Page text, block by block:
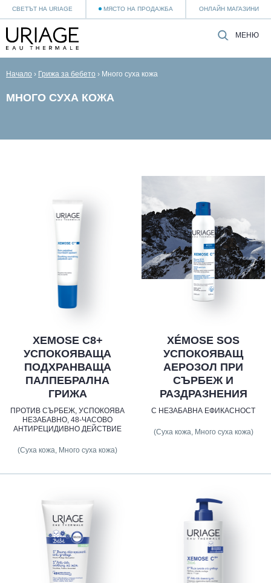
СВЕТЪТ НА URIAGE МЯСТО НА ПРОДАЖБА ОНЛАЙН МАГАЗИНИ
МЕНЮ
Начало › Грижа за бебето › Много суха кожа
МНОГО СУХА КОЖА
XEMOSE C8+
УСПОКОЯВАЩА
ПОДХРАНВАЩА
ПАЛПЕБРАЛНА
ГРИЖА
ПРОТИВ СЪРБЕЖ, УСПОКОЯВА
НЕЗАБАВНО, 48-ЧАСОВО
АНТИРЕЦИДИВНО ДЕЙСТВИЕ
(Суха кожа, Много суха кожа)
XÉMOSE SOS
УСПОКОЯВАЩ
АЕРОЗОЛ ПРИ
СЪРБЕЖ И
РАЗДРАЗНЕНИЯ
С НЕЗАБАВНА ЕФИКАСНОСТ
(Суха кожа, Много суха кожа)